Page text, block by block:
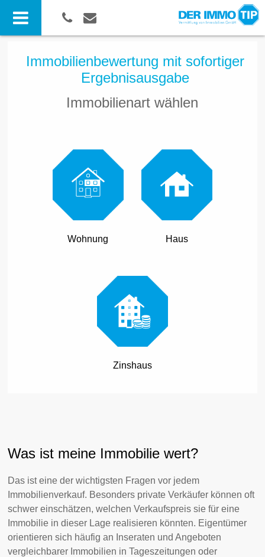
Immobilienbewertung mit sofortiger
Ergebnisausgabe
Immobilienart wählen
Wohnung Haus
Zinshaus
Was ist meine Immobilie wert?
Das ist eine der wichtigsten Fragen vor jedem
Immobilienverkauf. Besonders private Verkäufer können oft
schwer einschätzen, welchen Verkaufspreis sie für eine
Immobilie in dieser Lage realisieren könnten. Eigentümer
orientieren sich häufig an Inseraten und Angeboten
vergleichbarer Immobilien in Tageszeitungen oder